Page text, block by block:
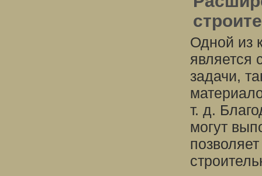
Одной из
является
задачи,
т. д.
могут